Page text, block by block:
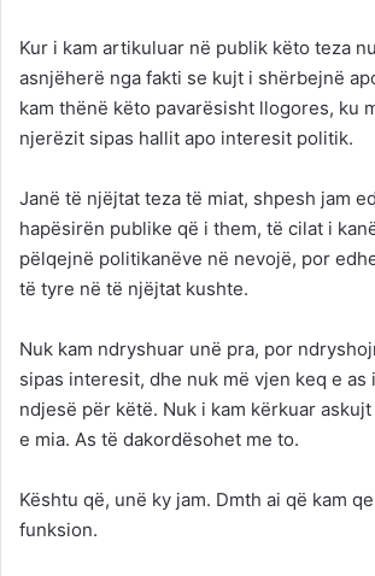
Kur i kam artikuluar në publik këto teza
asnjëherë nga fakti se kujt i shërbejnë
kam thënë këto pavarësisht llogores, ku
njerëzit sipas hallit apo interesit politik.
Janë të njëjtat teza të miat, shpesh jam
hapësirën publike që i them, të cilat i
pëlqejnë politikanëve në nevojë, por
të tyre në të njëjtat kushte.
Nuk kam ndryshuar unë pra, por
sipas interesit, dhe nuk më vjen keq e as
ndjesë për këtë. Nuk i kam kërkuar
e mia. As të dakordësohet me to.
Kështu që, unë ky jam. Dmth ai që kam
funksion.